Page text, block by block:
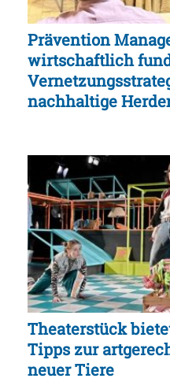
Prävention
wirtschaftlich
nachhaltige
Theaterstück
Tipps zur
neuer Tiere